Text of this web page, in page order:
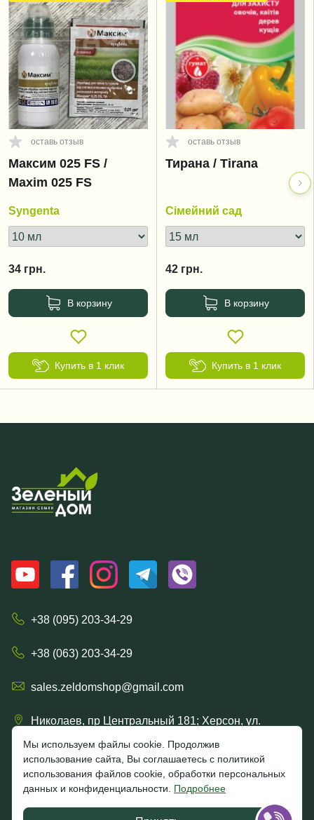
оставь отзыв
Максим 025 FS /
Maxim 025 FS
Syngenta
34 грн.
В корзину
Купить в 1 клик
оставь отзыв
Тирана / Tirana
Сімейний сад
42 грн.
В корзину
Купить в 1 клик
+38 (095) 203-34-29
+38 (063) 203-34-29
sales.zeldomshop@gmail.com
Николаев, пр Центральный 181; Херсон, ул.
4.7★★★★★
★★★★★
Мы используем файлы cookie. Продолжив
использование сайта, Вы соглашаетесь с политикой
использования файлов cookie, обработки персональных
данных и конфиденциальности.
Подробнее